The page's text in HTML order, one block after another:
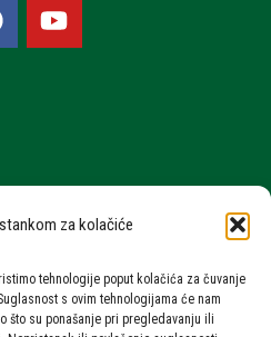
za kolačiće
tehnologije poput kolačića za čuvanje
s ovim tehnologijama će nam
što su ponašanje pri pregledavanju ili